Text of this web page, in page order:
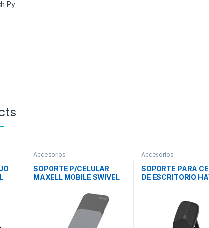
Py
Accesorios
SOPORTE P/CELULAR
MAXELL MOBILE SWIVEL
Accesorios
SOPORTE PARA
DE ESCRITORIO